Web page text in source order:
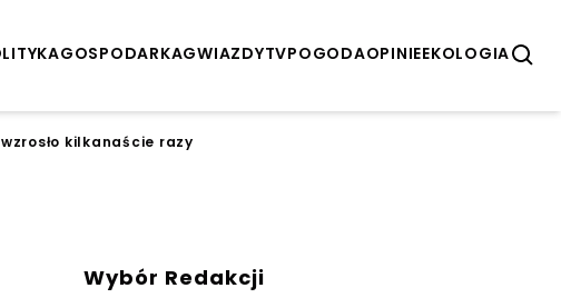
GOSPODARKAGWIAZDYTVPOGODAOPINIEEKOLOGIA
kilkanaście razy
Wybór Redakcji